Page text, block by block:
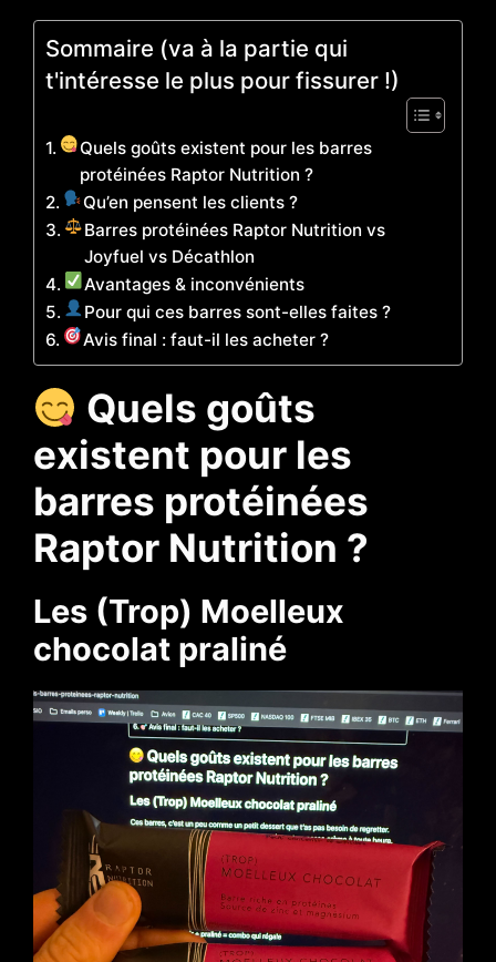
Sommaire (va à la partie qui
t'intéresse le plus pour fissurer !)
Quels goûts existent pour les barres
protéinées Raptor Nutrition ?
Qu’en pensent les clients ?
Barres protéinées Raptor Nutrition vs
Joyfuel vs Décathlon
Avantages & inconvénients
Pour qui ces barres sont-elles faites ?
Avis final : faut-il les acheter ?
Quels goûts
existent pour les
barres protéinées
Raptor Nutrition ?
Les (Trop) Moelleux
chocolat praliné